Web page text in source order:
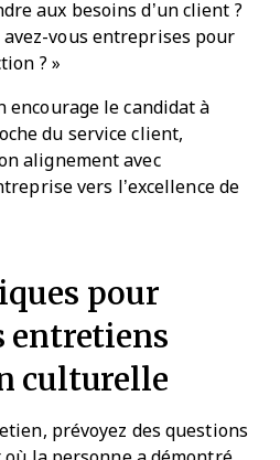
aux besoins d’un client ?
avez-vous entreprises pour
? »
encourage le candidat à
du service client,
alignement avec
vers l’excellence de
pour
entretiens
culturelle
prévoyez des questions